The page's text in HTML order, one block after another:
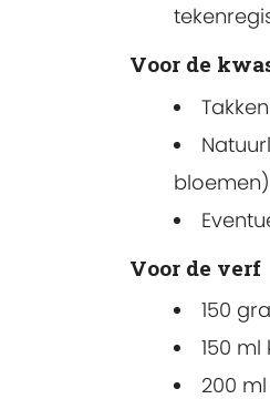
Voor de
bloemen)
Voor de verf
150
150
200